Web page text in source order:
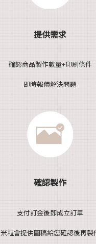
提供需求
確認商品製作數量+印刷條件
即時報價解決問題
確認製作
支付訂金後即成立訂單
米粒會提供圖稿給您確認後再製